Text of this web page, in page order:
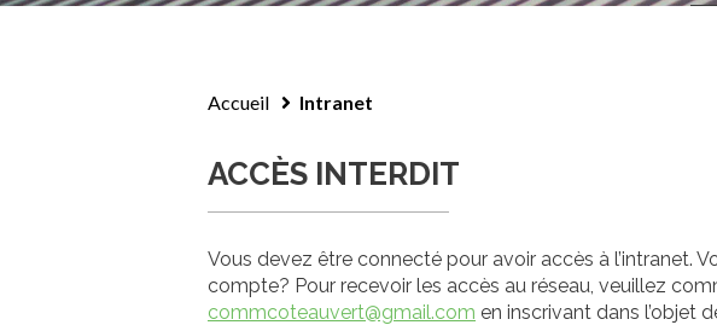
Intranet
ACCÈS INTERDIT
Vous devez être connecté pour avoir accès à l’intranet.
compte? Pour recevoir les accès au réseau, veuillez
commcoteauvert@gmail.com en inscrivant dans l’objet